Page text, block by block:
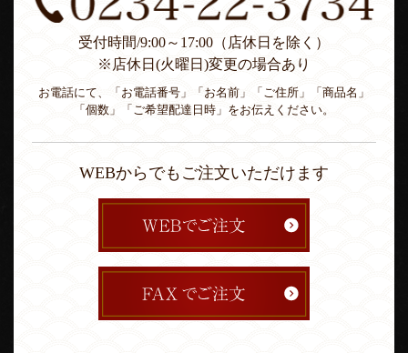
受付時間/9:00～17:00（店休日を除く）
※店休日(火曜日)変更の場合あり
お電話にて、「お電話番号」「お名前」「ご住所」「商品名」
「個数」「ご希望配達日時」をお伝えください。
WEBからでもご注文いただけます